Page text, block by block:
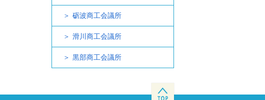
砺波商工会議所
滑川商工会議所
黒部商工会議所